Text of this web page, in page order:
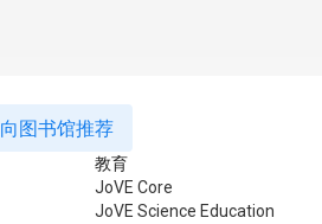
向图书馆推荐
教育
JoVE Core
JoVE Science Education